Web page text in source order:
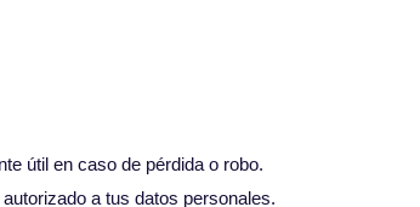
útil en caso de pérdida o robo.
a tus datos personales.